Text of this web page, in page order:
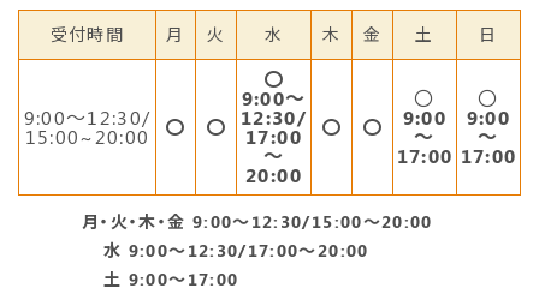
受付時間 月 火 水 木 金 土 日
9:00〜12:30/
15:00~20:00 〇 〇
〇
9:00～
12:30/
17:00
～
20:00
〇 〇
〇
9:00
～
17:00
〇
9:00
～
17:00
月・火・木・金 9:00～12:30/15:00～20:00
水 9:00～12:30/17:00～20:00
土 9:00～17:00